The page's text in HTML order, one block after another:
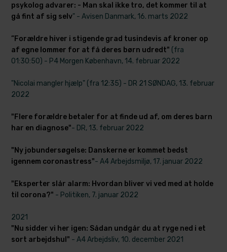
psykolog advarer: - Man skal ikke tro, det kommer til at
gå fint af sig selv" - Avisen Danmark, 16. marts 2022
”Forældre hiver i stigende grad tusindevis af kroner op
af egne lommer for at få deres børn udredt" (fra
01:30:50) - P4 Morgen København, 14. februar 2022
"Nicolai mangler hjælp" (fra 12:35) - DR 21 SØNDAG, 13. februar
2022
" Flere forældre betaler for at finde ud af, om deres barn
har en diagnose"- DR​, 13. februar 2022
"Ny jobundersøgelse: Danskerne er kommet bedst
igennem coronastress"- A4 Arbejdsmiljø, 17. januar 2022
"Eksperter slår alarm: Hvordan bliver vi ved med at holde
til corona?" - Politiken, 7. januar 2022
​2021
"Nu sidder vi her igen: Sådan undgår du at ryge ned i et
sort arbejdshul" - A4 Arbejdsliv, 10. december 2021